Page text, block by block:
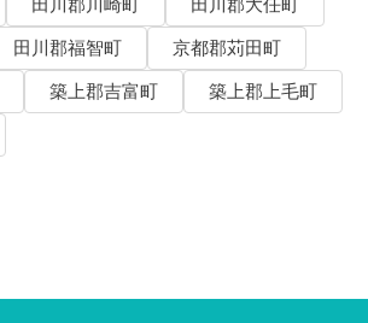
田川郡川崎町
田川郡大任町
田川郡福智町
京都郡苅田町
築上郡吉富町
築上郡上毛町